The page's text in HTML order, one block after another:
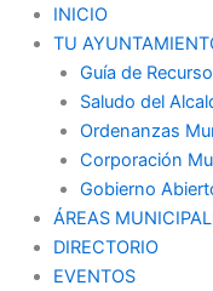
INICIO
TU
Guía de
Saludo del
Ordenanzas
Corporación
Gobierno
ÁREAS
DIRECTORIO
EVENTOS